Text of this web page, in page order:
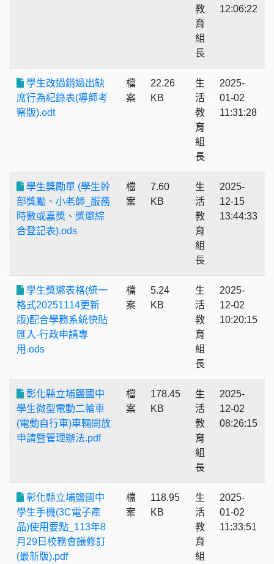
教
育
組
長
12:06:22
學生改過銷過出缺
席行為紀錄表(導師考
察版).odt
檔
案
22.26
KB
生
活
教
育
組
長
2025-
01-02
11:31:28
學生獎勵單 (學生幹
部獎勵、小老師_服務
時數或嘉獎、獎懲綜
合登記表).ods
檔
案
7.60
KB
生
活
教
育
組
長
2025-
12-15
13:44:33
學生獎懲表格(統一
格式20251114更新
版)配合學務系統快貼
匯入-行政申請專
用.ods
檔
案
5.24
KB
生
活
教
育
組
長
2025-
12-02
10:20:15
彰化縣立埔鹽國中
學生微型電動二輪車
(電動自行車)車輛開放
申請暨管理辦法.pdf
檔
案
178.45
KB
生
活
教
育
組
長
2025-
12-02
08:26:15
彰化縣立埔鹽國中
學生手機(3C電子產
品)使用要點_113年8
月29日校務會議修訂
(最新版).pdf
檔
案
118.95
KB
生
活
教
育
組
2025-
01-02
11:33:51